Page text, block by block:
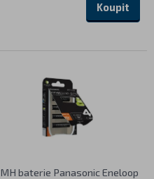
Koupit
baterie Panasonic Eneloop